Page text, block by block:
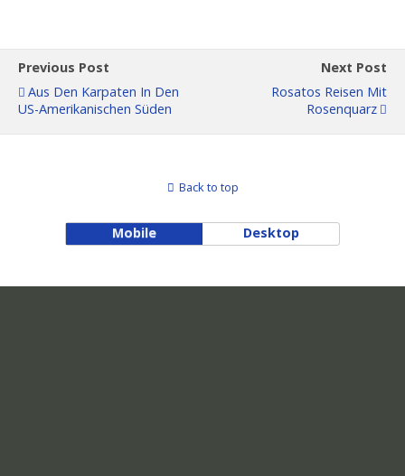
Previous Post
Aus Den Karpaten In Den
US-Amerikanischen Süden
Next Post
Rosatos Reisen Mit
Rosenquarz
Back to top
Mobile Desktop